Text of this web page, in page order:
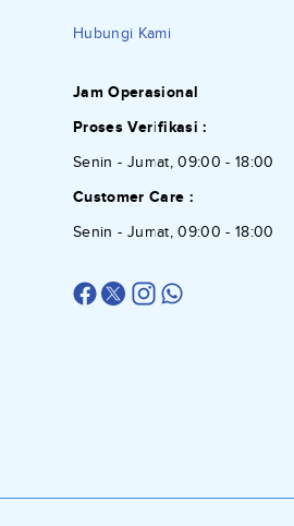
Hubungi Kami
Jam Operasional
Proses Verifikasi :
Senin - Jumat, 09:00 - 18:00
Customer Care :
Senin - Jumat, 09:00 - 18:00